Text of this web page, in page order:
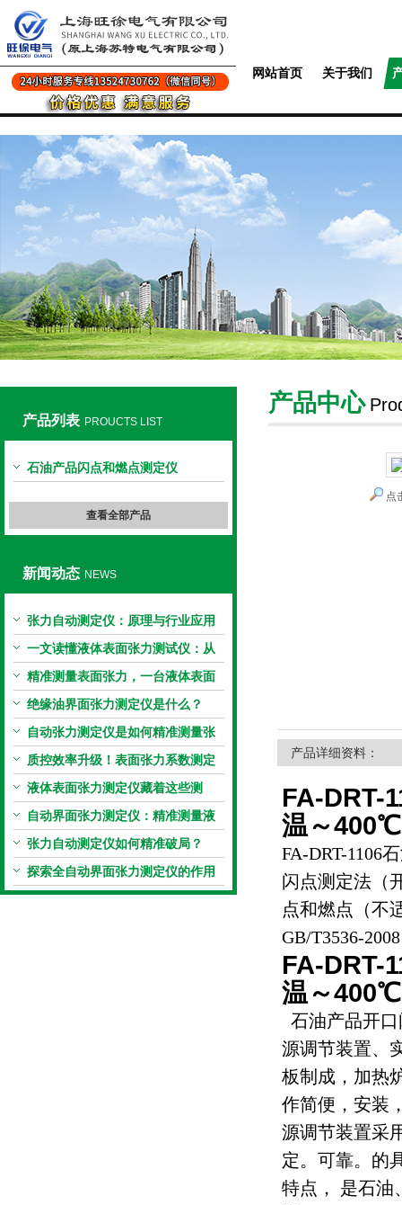
网站首页 关于我们
产品列表 PROUCTS LIST
石油产品闪点和燃点测定仪
查看全部产品
新闻动态 NEWS
张力自动测定仪：原理与行业应用
解析
一文读懂液体表面张力测试仪：从
原理到应用全掌握
精准测量表面张力，一台液体表面
张力系数测量仪就够了
绝缘油界面张力测定仪是什么？
自动张力测定仪是如何精准测量张
力的？
质控效率升级！表面张力系数测定
仪真香警告
液体表面张力测定仪藏着这些测
定“小窍门”
自动界面张力测定仪：精准测量液
体界面张力的关键设备
张力自动测定仪如何精准破局？
探索全自动界面张力测定仪的作用
产品中心
点
产品详细资料：
FA-DRT-
温～
FA-DRT-1106
闪点测定法（
点和燃点（不
GB/T3536-
FA-DRT-
温～
石油产品开
源调节装置、
板制成，加热
作简便，安装
源调节装置采
定。可靠。的
特点， 是石油